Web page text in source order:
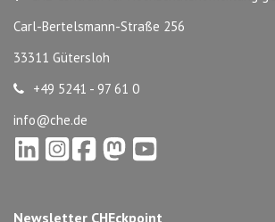
Carl-Bertelsmann-Straße 256
33311 Gütersloh
+49 5241 - 97 61 0
info@che.de
Newsletter CHEckpoint